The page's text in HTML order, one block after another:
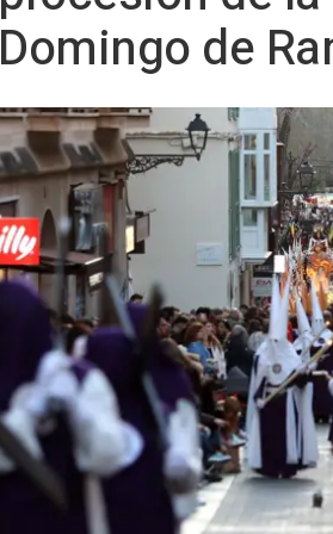
Domingo de